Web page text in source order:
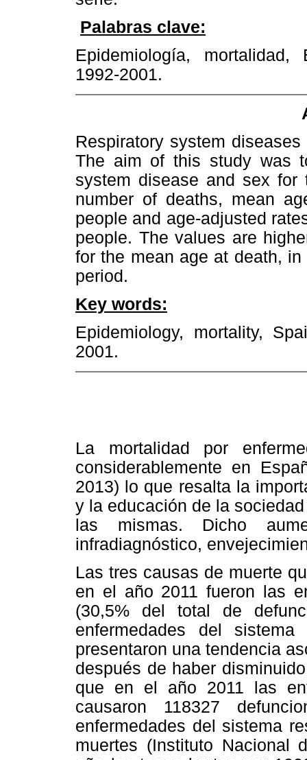
Palabras clave:
Epidemiología, mortalidad,
1992-2001.
Respiratory system
The aim of this study was
system disease and sex for
number of deaths, mean
people and age-adjusted
people. The values are
for the mean age at death,
period.
Key words:
Epidemiology, mortality,
2001.
La mortalidad por
considerablemente en
2013) lo que resalta la
y la educación de la
las mismas. Dicho
infradiagnóstico,
Las tres causas de muerte
en el año 2011 fueron las
(30,5% del total de
enfermedades del
presentaron una tendencia
después de haber
que en el año 2011 las
causaron 118327
enfermedades del sistema
muertes (Instituto Nacional